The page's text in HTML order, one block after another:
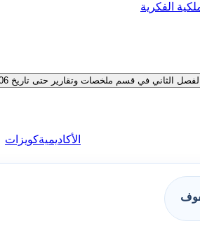
الفكرية
في قسم ملخصات وتقارير حتى تاريخ 06-08-2026
الأكاديميةكويزات